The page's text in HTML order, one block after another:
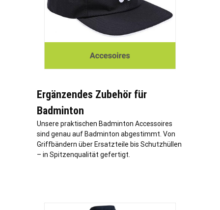
Ergänzendes Zubehör für
Badminton
Unsere praktischen Badminton Accessoires
sind genau auf Badminton abgestimmt. Von
Griffbändern über Ersatzteile bis Schutzhüllen
– in Spitzenqualität gefertigt.